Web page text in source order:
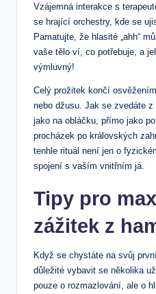
Vzájemná interakce s
se ⁣hrající orchestry, kde se
Pamatujte, že hlasité „ahh“
vaše tělo ví, co potřebuje, a
výmluvný!
Celý ⁢prožitek končí
nebo džusu. Jak se zvedáte
jako na ‌obláčku, přímo​ jako
procházek‍ po královských
tenhle​ rituál není jen o
spojení s vaším vnitřním já.
Tipy pro
zážitek z
Když se chystáte na svůj
důležité vybavit ⁣se několika⁢
pouze ⁣o​ rozmazlování, ale o